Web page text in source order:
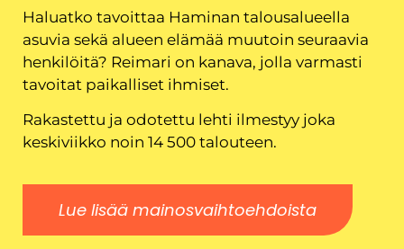
Haluatko tavoittaa Haminan talousalueella
asuvia sekä alueen elämää muutoin seuraavia
henkilöitä? Reimari on kanava, jolla varmasti
tavoitat paikalliset ihmiset.
Rakastettu ja odotettu lehti ilmestyy joka
keskiviikko noin 14 500 talouteen.
Lue lisää mainosvaihtoehdoista